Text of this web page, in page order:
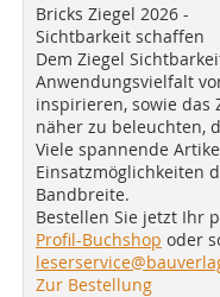
Bricks Ziegel 2026 -
Sichtbarkeit schaffen
Dem Ziegel
Anwendungsvielfalt
inspirieren, sowie das
näher zu beleuchten,
Viele spannende
Einsatzmöglichkeiten
Bandbreite.
Bestellen Sie jetzt Ihr
Profil-Buchshop oder
Zur Bestellung